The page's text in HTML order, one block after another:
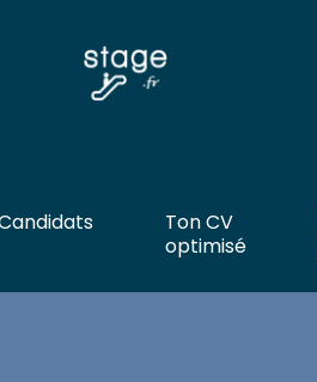
Ton CV
optimisé